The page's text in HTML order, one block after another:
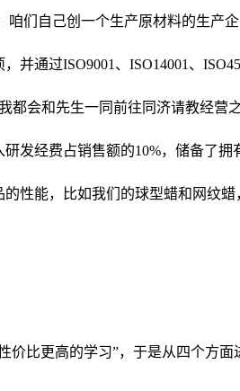
们自己创一个生产原材料的生产
通过ISO9001、ISO14001、
会和先生一同前往同济请教经营
发经费占销售额的10%，储备了
性能，比如我们的球型蜡和网纹
比更高的学习”，于是从四个方面